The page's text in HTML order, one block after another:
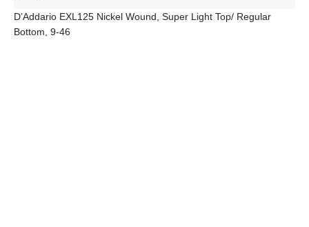
D’Addario EXL125 Nickel Wound, Super Light Top/ Regular
Bottom, 9-46